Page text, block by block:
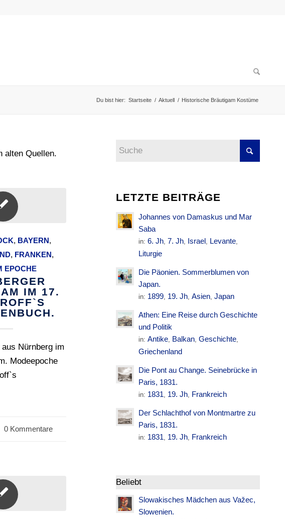
Du bist hier: Startseite / Aktuell / Historische Bräutigam Kostüme
alten Quellen.
, BAYERN,
, FRANKEN,
EPOCHE
IM 17.
Nürnberg im
Modeepoche
0 Kommentare
LETZTE BEITRÄGE
Johannes von Damaskus und Mar
Saba
in:6. Jh, 7. Jh, Israel, Levante,
Liturgie
Die Päonien. Sommerblumen von
Japan.
in: 1899, 19. Jh,Asien,Japan
Athen: Eine Reise durch Geschichte
und Politik
in:Antike, Balkan,Geschichte,
Griechenland
Die Pont au Change. Seinebrücke in
Paris, 1831.
in: 1831, 19. Jh, Frankreich
Der Schlachthof von Montmartre zu
Paris, 1831.
in: 1831, 19. Jh, Frankreich
Beliebt
Slowakisches Mädchen aus Važec,
Slowenien.